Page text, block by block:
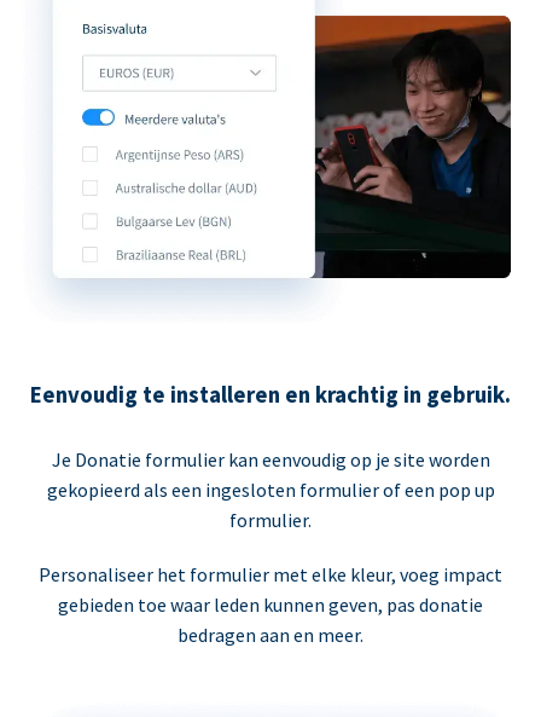
Eenvoudig te installeren en krachtig in gebruik.
Je Donatie formulier kan eenvoudig op je site worden
gekopieerd als een ingesloten formulier of een pop up
formulier.
Personaliseer het formulier met elke kleur, voeg impact
gebieden toe waar leden kunnen geven, pas donatie
bedragen aan en meer.